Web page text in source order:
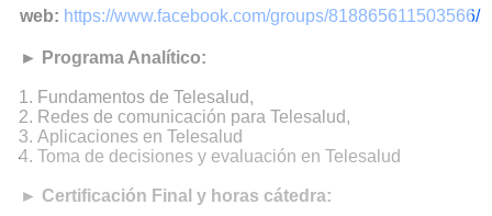
web: https://www.facebook.com/groups/818865611503566/
► Programa Analítico:
Fundamentos de Telesalud,
Redes de comunicación para Telesalud,
Aplicaciones en Telesalud
Toma de decisiones y evaluación en Telesalud
► Certificación Final y horas cátedra: